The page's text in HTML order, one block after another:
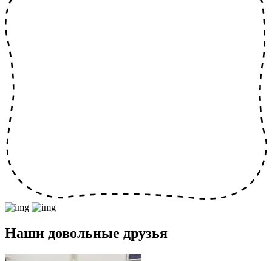
Наши довольные друзья